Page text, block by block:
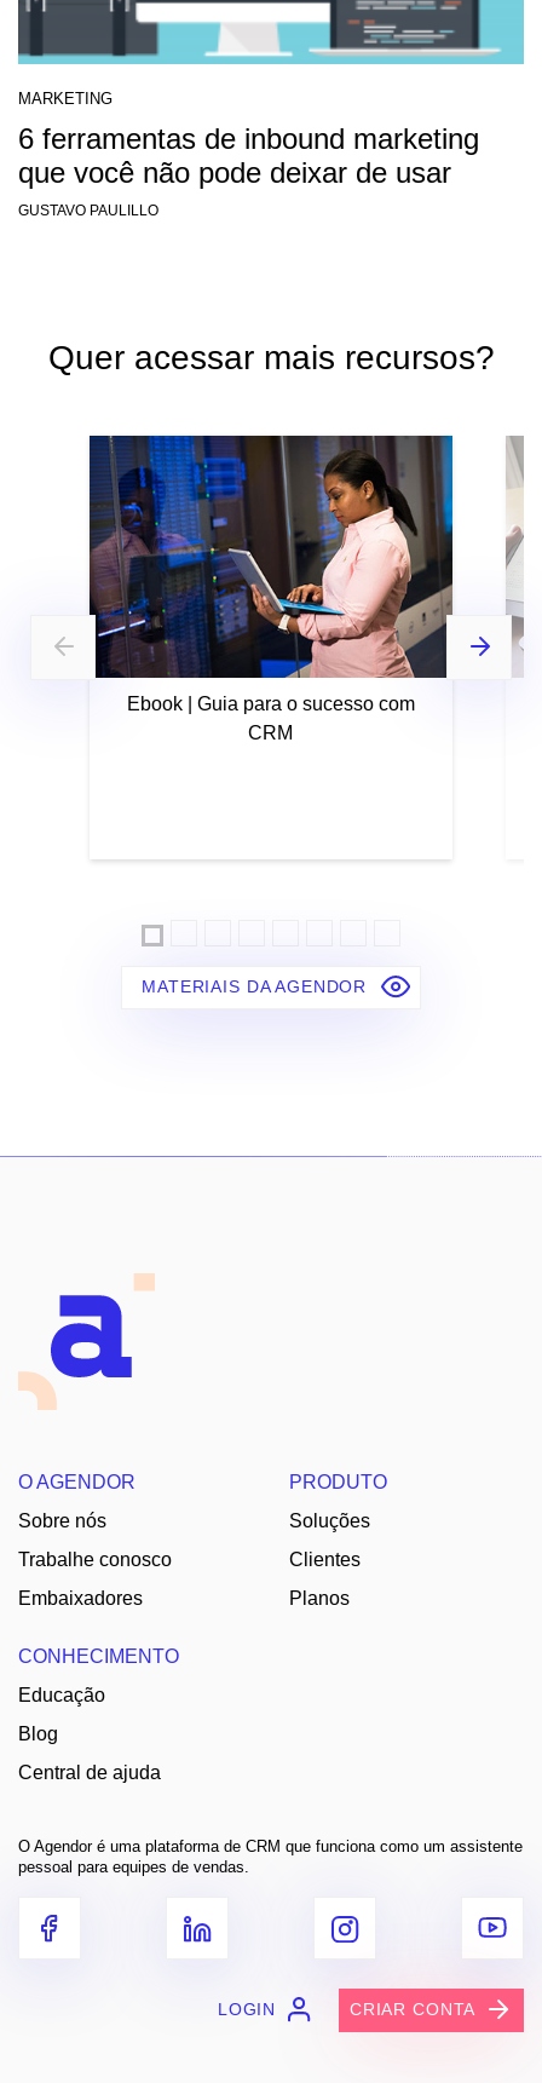
MARKETING
6 ferramentas de inbound marketing
que você não pode deixar de usar
GUSTAVO PAULILLO
Quer acessar mais recursos?
Ebook | Guia para o sucesso com
CRM
MATERIAIS DA AGENDOR
O AGENDOR
Sobre nós
Trabalhe conosco
Embaixadores
PRODUTO
Soluções
Clientes
Planos
CONHECIMENTO
Educação
Blog
Central de ajuda
O Agendor é uma plataforma de CRM que funciona como um assistente
pessoal para equipes de vendas.
LOGIN CRIAR CONTA